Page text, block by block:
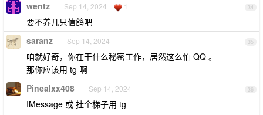
34
wentz Sep 14, 2024 1
要不养几只信鸽吧
35
saranz Sep 14, 2024
咱就好奇，你在干什么秘密工作，居然这么怕 QQ 。
那你应该用 tg 啊
36
Pinealxx408 Sep 14, 2024
IMessage 或 挂个梯子用 tg